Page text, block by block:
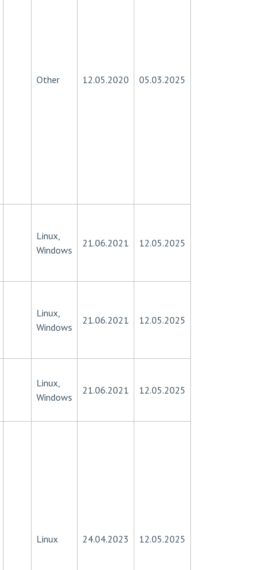
Other 12.05.2020 05.03.2025
Linux,
Windows
21.06.2021 12.05.2025
Linux,
Windows
21.06.2021 12.05.2025
Linux,
Windows
21.06.2021 12.05.2025
Linux 24.04.2023 12.05.2025